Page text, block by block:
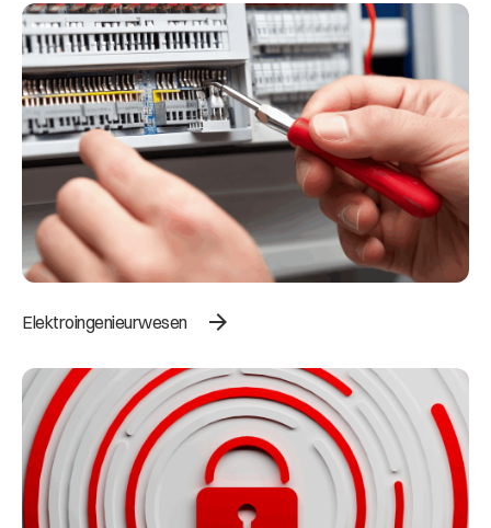
Elektroingenieurwesen arrow_forward